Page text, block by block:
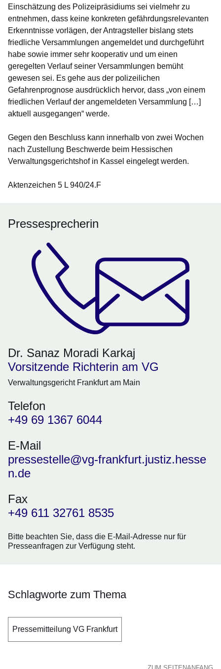
Einschätzung des Polizeipräsidiums sei vielmehr zu
entnehmen, dass keine konkreten gefährdungsrelevanten
Erkenntnisse vorlägen, der Antragsteller bislang stets
friedliche Versammlungen angemeldet und durchgeführt
habe sowie immer sehr kooperativ und um einen
geregelten Verlauf seiner Versammlungen bemüht
gewesen sei. Es gehe aus der polizeilichen
Gefahrenprognose ausdrücklich hervor, dass „von einem
friedlichen Verlauf der angemeldeten Versammlung […]
aktuell ausgegangen“ werde.
Gegen den Beschluss kann innerhalb von zwei Wochen
nach Zustellung Beschwerde beim Hessischen
Verwaltungsgerichtshof in Kassel eingelegt werden.
Aktenzeichen 5 L 940/24.F
Pressesprecherin
Dr. Sanaz Moradi Karkaj
Vorsitzende Richterin am VG
Verwaltungsgericht Frankfurt am Main
Telefon
+49 69 1367 6044
E-Mail
pressestelle@vg-frankfurt.justiz.hesse
n.de
Fax
+49 611 32761 8535
Bitte beachten Sie, dass die E-Mail-Adresse nur für
Presseanfragen zur Verfügung steht.
Schlagworte zum Thema
Pressemitteilung VG Frankfurt